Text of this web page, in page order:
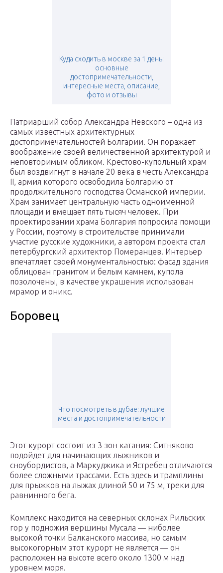
Куда сходить в москве за 1 день:
основные
достопримечательности,
интересные места, описание,
фото и отзывы
Патриарший собор Александра Невского – одна из
самых известных архитектурных
достопримечательностей Болгарии. Он поражает
воображение своей величественной архитектурой и
неповторимым обликом. Крестово-купольный храм
был воздвигнут в начале 20 века в честь Александра
II, армия которого освободила Болгарию от
продолжительного господства Османской империи.
Храм занимает центральную часть одноименной
площади и вмещает пять тысяч человек. При
проектировании храма Болгария попросила помощи
у России, поэтому в строительстве принимали
участие русские художники, а автором проекта стал
петербургский архитектор Померанцев. Интерьер
впечатляет своей монументальностью: фасад здания
облицован гранитом и белым камнем, купола
позолочены, в качестве украшения использован
мрамор и оникс.
Боровец
Что посмотреть в дубае: лучшие
места и достопримечательности
Этот курорт состоит из 3 зон катания: Ситняково
подойдет для начинающих лыжников и
сноубордистов, а Маркуджика и Ястребец отличаются
более сложными трассами. Есть здесь и трамплины
для прыжков на лыжах длиной 50 и 75 м, треки для
равнинного бега.
Комплекс находится на северных склонах Рильских
гор у подножия вершины Мусала — ниболее
высокой точки Балканского массива, но самым
высокогорным этот курорт не является — он
расположен на высоте всего около 1300 м над
уровнем моря.